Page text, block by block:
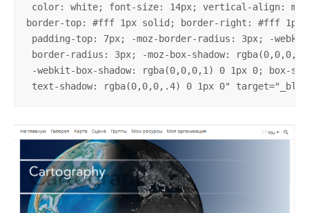
color: white; font-size: 14px; vertical-align:
border-top: #fff 1px solid; border-right: #fff 1px
padding-top: 7px; -moz-border-radius: 3px; -
border-radius: 3px; -moz-box-shadow:
-webkit-box-shadow: rgba(0,0,0,1) 0 1px 0; box-
text-shadow: rgba(0,0,0,.4) 0 1px 0"